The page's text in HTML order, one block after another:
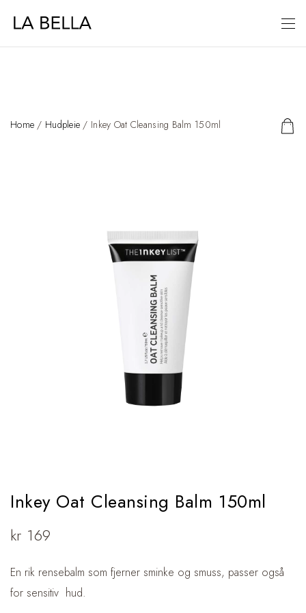
Home / Hudpleie / Inkey Oat Cleansing Balm 150ml
Inkey Oat Cleansing Balm 150ml
kr 169
En rik rensebalm som fjerner sminke og smuss, passer også
for sensitiv hud.